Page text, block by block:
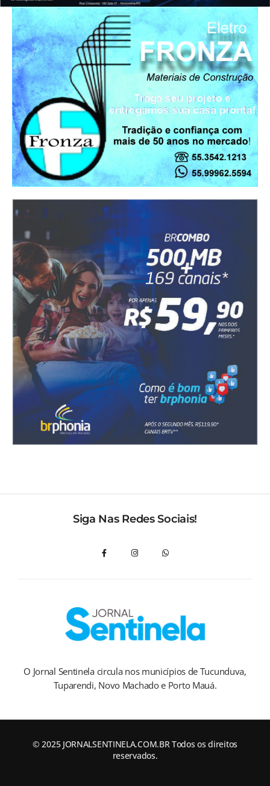
Siga Nas Redes Sociais!
O Jornal Sentinela circula nos municípios de Tucunduva,
Tuparendi, Novo Machado e Porto Mauá.
© 2025 JORNALSENTINELA.COM.BR Todos os direitos
reservados.